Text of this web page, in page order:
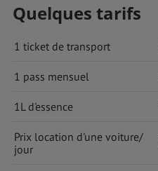
Quelques tarifs
1 ticket de transport
1 pass mensuel
1L d'essence
Prix location d'une voiture/
jour